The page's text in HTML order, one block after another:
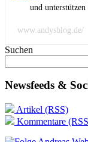
und
www.andysblog.de/
Suchen
Newsfeeds &
Artikel (RSS)
Kommentare